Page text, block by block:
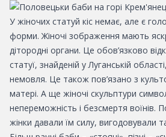
У жіночих статуй кіс немає, але є
форми. Жіночі зображення мають
дітородні органи. Це обов’язково
статуї, знайденій у Луганській
немовля. Це також пов’язано з
матері. А ще жіночі скульптури
непереможність і безсмертя воїнів.
жінки давали їм силу, вигодовували